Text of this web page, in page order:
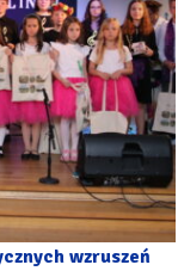
wzruszeń